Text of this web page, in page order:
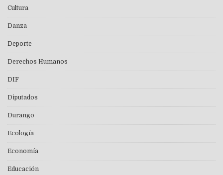
Cultura
Danza
Deporte
Derechos Humanos
DIF
Diputados
Durango
Ecología
Economía
Educación